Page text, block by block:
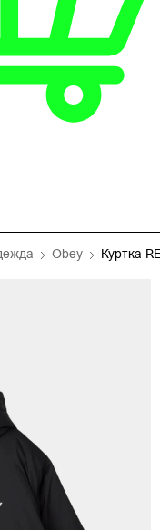
Obey Куртка